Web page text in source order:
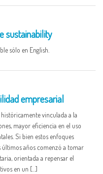
sustainability
sólo en English.
empresarial
vinculada a la
mayor eficiencia en el uso
Si bien estos enfoques
últimos años comenzó a tomar
orientada a repensar el
en un […]